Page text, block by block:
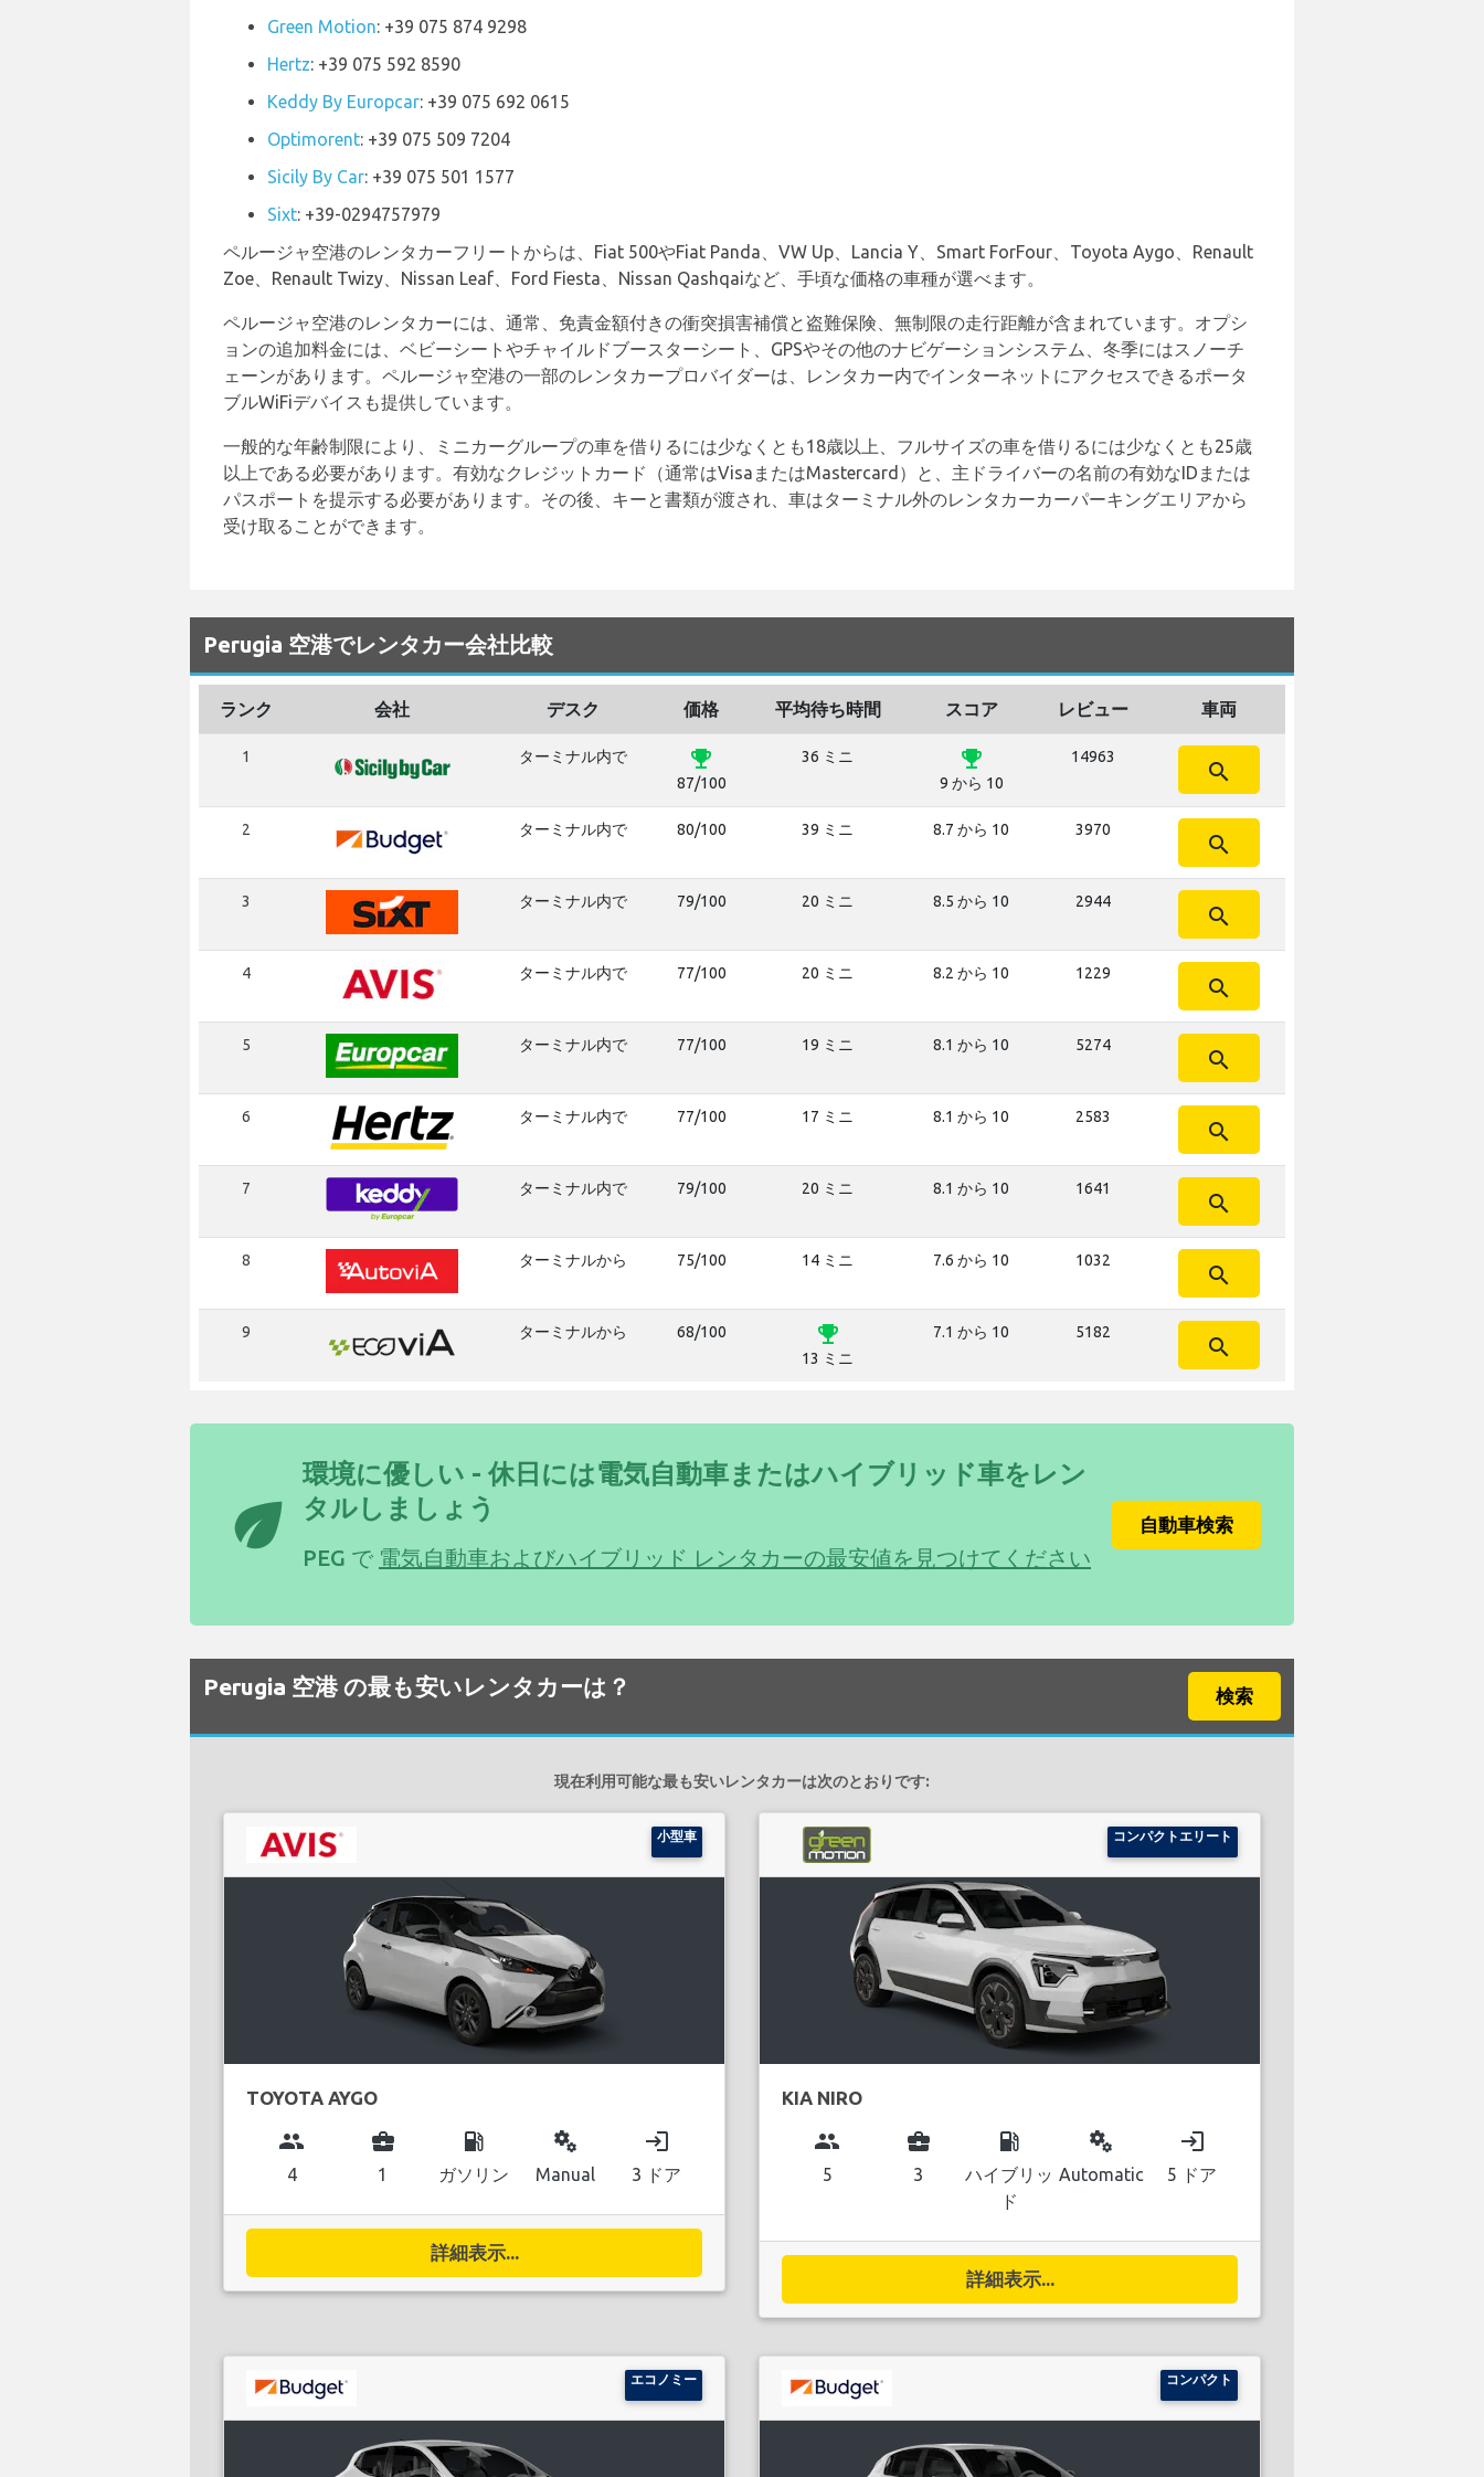
Green Motion: +39 075 874 9298
Hertz: +39 075 592 8590
Keddy By Europcar: +39 075 692 0615
Optimorent: +39 075 509 7204
Sicily By Car: +39 075 501 1577
Sixt: +39-0294757979
ペルージャ空港のレンタカーフリートからは、Fiat 500やFiat Panda、VW Up、Lancia Y、Smart ForFour、Toyota Aygo、Renault
Zoe、Renault Twizy、Nissan Leaf、Ford Fiesta、Nissan Qashqaiなど、手頃な価格の車種が選べます。
ペルージャ空港のレンタカーには、通常、免責金額付きの衝突損害補償と盗難保険、無制限の走行距離が含まれています。オプシ
ョンの追加料金には、ベビーシートやチャイルドブースターシート、GPSやその他のナビゲーションシステム、冬季にはスノーチ
ェーンがあります。ペルージャ空港の一部のレンタカープロバイダーは、レンタカー内でインターネットにアクセスできるポータ
ブルWiFiデバイスも提供しています。
一般的な年齢制限により、ミニカーグループの車を借りるには少なくとも18歳以上、フルサイズの車を借りるには少なくとも25歳
以上である必要があります。有効なクレジットカード（通常はVisaまたはMastercard）と、主ドライバーの名前の有効なIDまたは
パスポートを提示する必要があります。その後、キーと書類が渡され、車はターミナル外のレンタカーカーパーキングエリアから
受け取ることができます。
Perugia 空港でレンタカー会社比較
ランク 会社 デスク 価格 平均待ち時間 スコア レビュー 車両
1 ターミナル内で emoji_events
87/100
36 ミニ emoji_events
9 から 10
14963
search
2 ターミナル内で 80/100 39 ミニ 8.7 から 10 3970
search
3 ターミナル内で 79/100 20 ミニ 8.5 から 10 2944
search
4 ターミナル内で 77/100 20 ミニ 8.2 から 10 1229
search
5 ターミナル内で 77/100 19 ミニ 8.1 から 10 5274
search
6 ターミナル内で 77/100 17 ミニ 8.1 から 10 2583
search
7 ターミナル内で 79/100 20 ミニ 8.1 から 10 1641
search
8 ターミナルから 75/100 14 ミニ 7.6 から 10 1032
search
9 ターミナルから 68/100 emoji_events
13 ミニ
7.1 から 10 5182
search
eco
環境に優しい - 休日には電気自動車またはハイブリッド車をレン
タルしましょう
PEG で 電気自動車およびハイブリッド レンタカーの最安値を見つけてください
自動車検索
Perugia 空港 の最も安いレンタカーは？ 検索
現在利用可能な最も安いレンタカーは次のとおりです:
小型車
TOYOTA AYGO
group
4
business_center
1
local_gas_station
ガソリン
miscellaneous_services
Manual
login
3 ドア
詳細表示...
コンパクトエリート
KIA NIRO
group
5
business_center
3
local_gas_station
ハイブリッ
ド
miscellaneous_services
Automatic
login
5 ドア
詳細表示...
エコノミー コンパクト